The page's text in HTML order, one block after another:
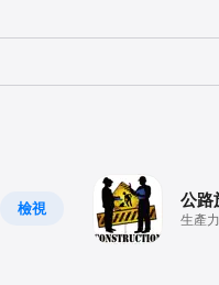
檢視 公路
生產